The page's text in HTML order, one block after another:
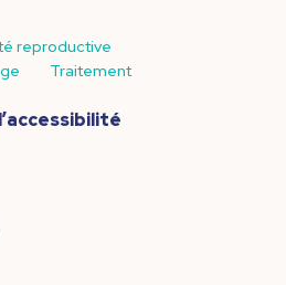
reproductive
Traitement